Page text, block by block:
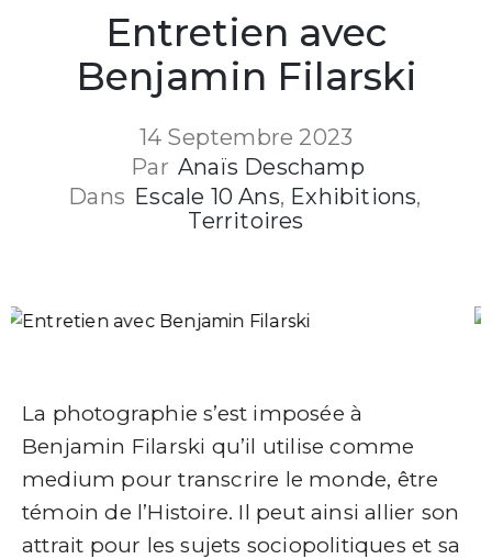
Entretien avec
Benjamin Filarski
14 Septembre 2023
Par Anaïs Deschamp
Dans Escale 10 Ans‚ Exhibitions‚
Territoires
La photographie s’est imposée à
Benjamin Filarski qu’il utilise comme
medium pour transcrire le monde, être
témoin de l’Histoire. Il peut ainsi allier son
attrait pour les sujets sociopolitiques et sa